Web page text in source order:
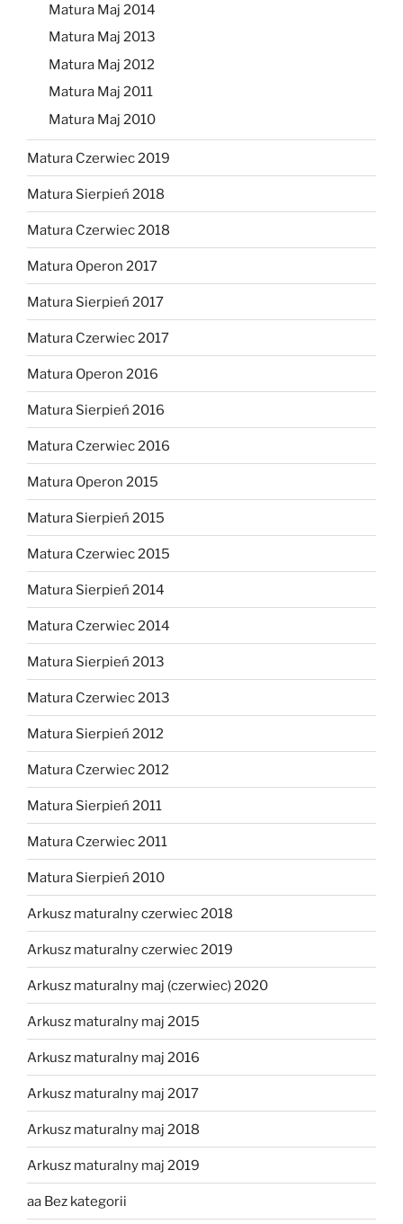
Matura Maj 2014
Matura Maj 2013
Matura Maj 2012
Matura Maj 2011
Matura Maj 2010
Matura Czerwiec 2019
Matura Sierpień 2018
Matura Czerwiec 2018
Matura Operon 2017
Matura Sierpień 2017
Matura Czerwiec 2017
Matura Operon 2016
Matura Sierpień 2016
Matura Czerwiec 2016
Matura Operon 2015
Matura Sierpień 2015
Matura Czerwiec 2015
Matura Sierpień 2014
Matura Czerwiec 2014
Matura Sierpień 2013
Matura Czerwiec 2013
Matura Sierpień 2012
Matura Czerwiec 2012
Matura Sierpień 2011
Matura Czerwiec 2011
Matura Sierpień 2010
Arkusz maturalny czerwiec 2018
Arkusz maturalny czerwiec 2019
Arkusz maturalny maj (czerwiec) 2020
Arkusz maturalny maj 2015
Arkusz maturalny maj 2016
Arkusz maturalny maj 2017
Arkusz maturalny maj 2018
Arkusz maturalny maj 2019
aa Bez kategorii